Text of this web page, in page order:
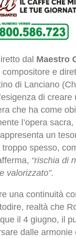
dal Maestro
compositore e
di Lanciano
di creare
che ha come
l’opera sacra,
un
spesso,
“rischia di
valorizzato”.
una continuità
realtà che
il 4 giugno, il
dalle armonie